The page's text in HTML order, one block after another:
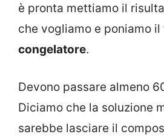
è pronta mettiamo il
che vogliamo e poniamo
congelatore.
Devono passare almeno
Diciamo che la soluzione
sarebbe lasciare il